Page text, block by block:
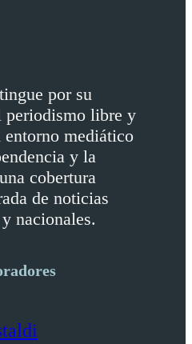
por su
periodismo libre y
entorno mediático
y la
cobertura
de noticias
nacionales.